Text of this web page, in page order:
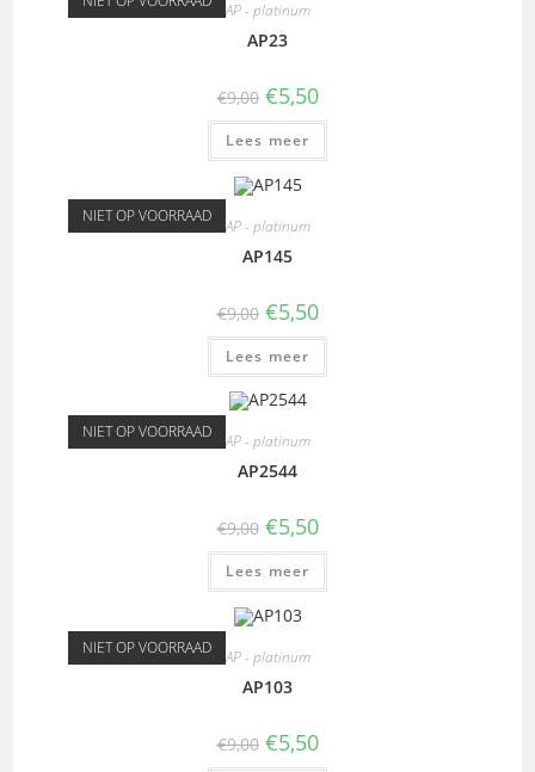
AP - platinum
AP23
€9,00 €5,50
Lees meer
NIET OP VOORRAAD AP - platinum
AP145
€9,00 €5,50
Lees meer
NIET OP VOORRAAD AP - platinum
AP2544
€9,00 €5,50
Lees meer
NIET OP VOORRAAD AP - platinum
AP103
€9,00 €5,50